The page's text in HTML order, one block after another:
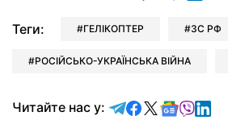
Теги: ГЕЛІКОПТЕР ЗС РФ
РОСІЙСЬКО-УКРАЇНСЬКА ВІЙНА
Читайте нас у: Читайте у
Читайте у
Читайте у X